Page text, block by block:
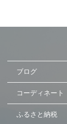
ブログ
コーディネート
ふるさと納税